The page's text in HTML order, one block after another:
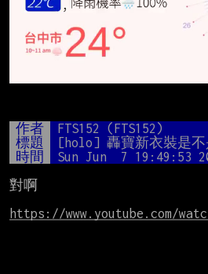
作者 FTS152 (FTS152)
標題
[holo] 轟寶新衣裝是不
時間
Sun Jun  7 19:49:53
對啊
https://www.youtube.com/